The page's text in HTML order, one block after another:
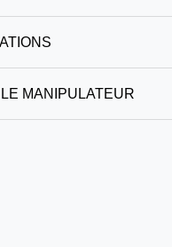
MANIPULATEUR